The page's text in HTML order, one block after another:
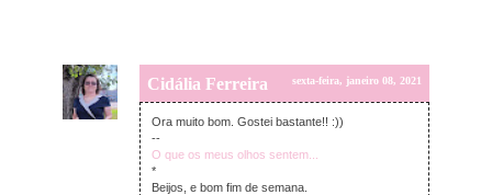
Cidália Ferreira sexta-feira, janeiro 08, 2021
Ora muito bom. Gostei bastante!! :))
--
O que os meus olhos sentem...
*
Beijos, e bom fim de semana.